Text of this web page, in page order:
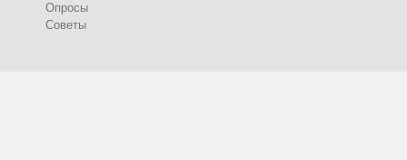
Опросы
Советы